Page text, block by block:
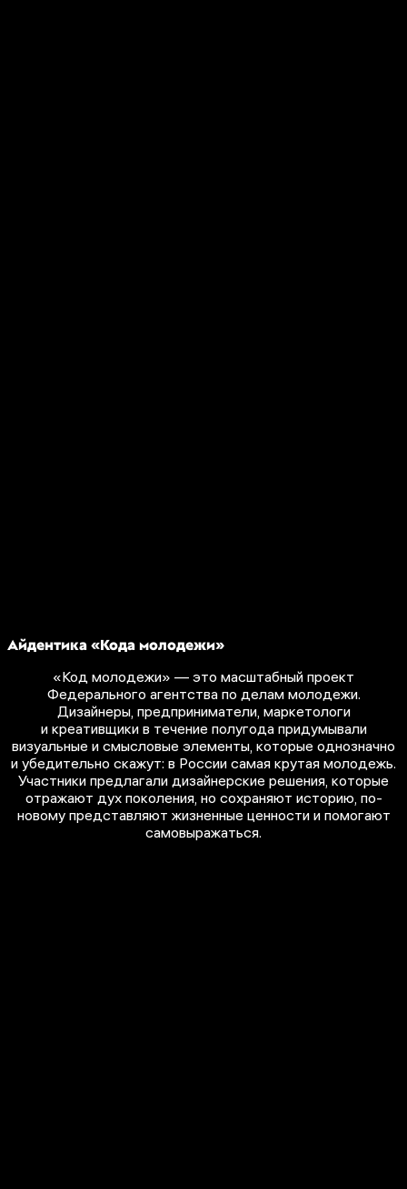
Айдентика«Кода молодежи»
«Код молодежи» — это масштабный проект
Федерального агентства по делам молодежи.
Дизайнеры, предприниматели, маркетологи
и креативщики в течение полугода придумывали
визуальные и смысловые элементы, которые однозначно
и убедительно скажут: в России самая крутая молодежь.
Участники предлагали дизайнерские решения, которые
отражают дух поколения, но сохраняют историю, по-
новому представляют жизненные ценности и помогают
самовыражаться.